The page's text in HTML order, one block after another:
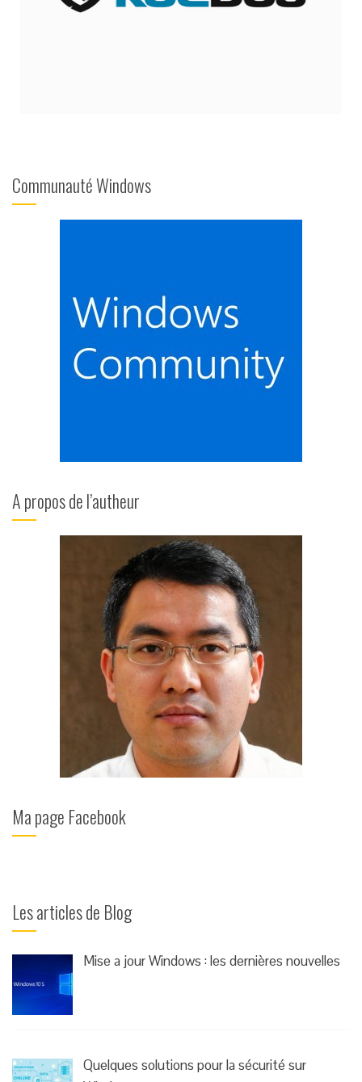
Communauté Windows
A propos de l’autheur
Ma page Facebook
Les articles de Blog
Mise a jour Windows : les dernières nouvelles
Quelques solutions pour la sécurité sur